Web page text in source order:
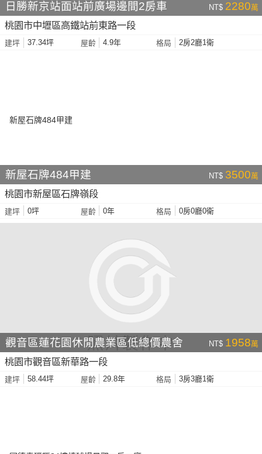
日勝新京站面站前廣場邊間2房車 NT$ 2280萬
桃園市中壢區高鐵站前東路一段
建坪 37.34坪 屋齡 4.9年 格局 2房2廳1衛
新屋石牌484甲建 NT$ 3500萬
桃園市新屋區石牌嶺段
建坪 0坪 屋齡 0年 格局 0房0廳0衛
觀音區蓮花園休閒農業區低總價農舍 NT$ 1958萬
桃園市觀音區新華路一段
建坪 58.44坪 屋齡 29.8年 格局 3房3廳1衛